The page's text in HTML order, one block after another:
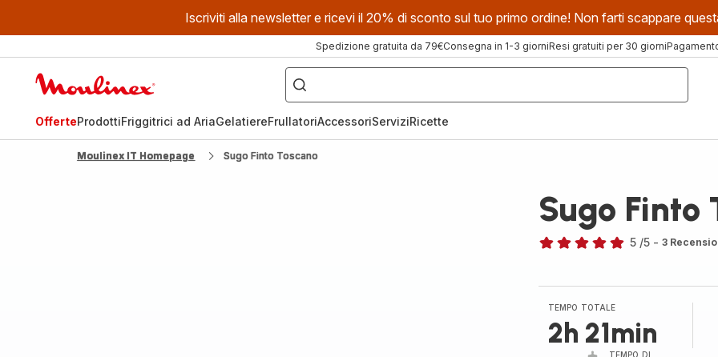
Iscriviti alla newsletter e ricevi il 20% di sconto sul tuo primo ordine! Non farti scappare
Spedizione gratuita da 79€Consegna in 1-3 giorniResi gratuiti per 30 giorni
Cosa
stai
cercando?
OfferteProdottiFriggitrici ad AriaGelatiereFrullatoriAccessoriServiziRicette
Moulinex IT Homepage Sugo Finto Toscano
Sugo Finto
cinque
stelle
(media)
5 /5 - 3
TEMPO TOTALE
2h 21min
TEMPO DI